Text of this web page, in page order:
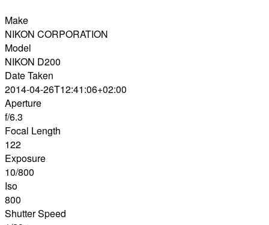
Make
NIKON CORPORATION
Model
NIKON D200
Date Taken
2014-04-26T12:41:06+02:00
Aperture
f/6.3
Focal Length
122
Exposure
10/800
Iso
800
Shutter Speed